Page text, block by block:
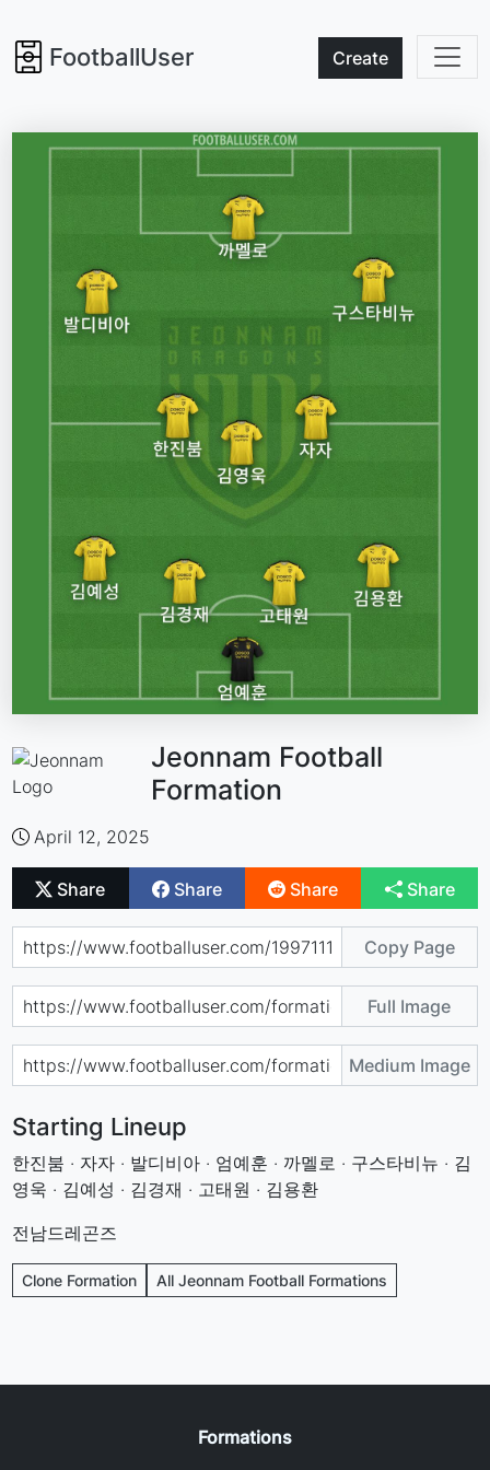
FootballUser Create
Jeonnam Football
Formation
April 12, 2025
Share Share Share Share
Copy Page
Full Image
Medium Image
Starting Lineup
한진붐 · 자자 · 발디비아 · 엄예훈 · 까멜로 · 구스타비뉴 · 김
영욱 · 김예성 · 김경재 · 고태원 · 김용환
전남드레곤즈
Clone Formation All Jeonnam Football Formations
Formations